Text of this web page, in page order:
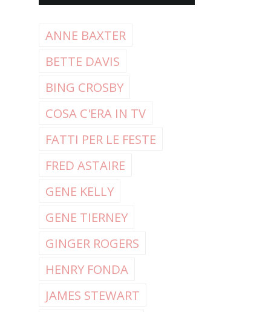
ANNE BAXTER
BETTE DAVIS
BING CROSBY
COSA C'ERA IN TV
FATTI PER LE FESTE
FRED ASTAIRE
GENE KELLY
GENE TIERNEY
GINGER ROGERS
HENRY FONDA
JAMES STEWART